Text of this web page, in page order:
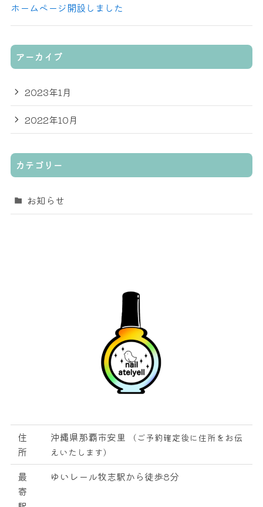
ホームページ開設しました
アーカイブ
2023年1月
2022年10月
カテゴリー
お知らせ
住
所
沖縄県那覇市安里
（ご予約確定後に住所をお伝
えいたします）
最
寄
ゆいレール牧志駅から徒歩8分